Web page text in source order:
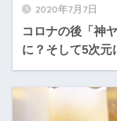
2020年7月7日
コロナの後「神
に？そして5次元